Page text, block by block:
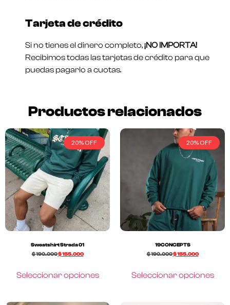
Tarjeta de crédito
Si no tienes el dinero completo,¡NO IMPORTA!
Recibimos todas las tarjetas de crédito para que
puedas pagarlo a cuotas.
Productos relacionados
20% OFF
Sweatshirt Strada 01
$190.000$155.000
Seleccionar opciones
20% OFF
19CONCEPTS
$190.000$155.000
Seleccionar opciones